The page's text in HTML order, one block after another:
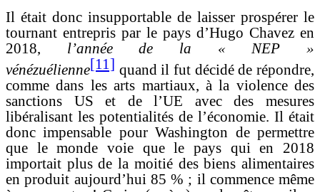
Il était donc insupportable de laisser prospérer le
tournant entrepris par le pays d’Hugo Chavez en
2018, l’année de la « NEP »
vénézuélienne[11] quand il fut décidé de répondre,
comme dans les arts martiaux, à la violence des
sanctions US et de l’UE avec des mesures
libéralisant les potentialités de l’économie. Il était
donc impensable pour Washington de permettre
que le monde voie que le pays qui en 2018
importait plus de la moitié des biens alimentaires
en produit aujourd’hui 85 % ; il commence même